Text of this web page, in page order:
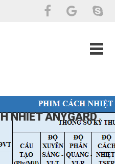
NHIET ANYGARD